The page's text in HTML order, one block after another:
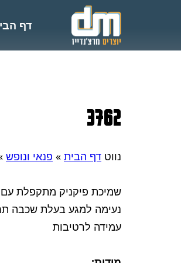
דף
3762
נווט דף הבית » פנאי ונופש
שמיכת פיקניק מתקפלת עם
נעימה למגע בעלת שכבה
עמידה לרטיבות